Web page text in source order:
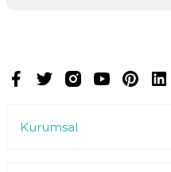
Kurumsal